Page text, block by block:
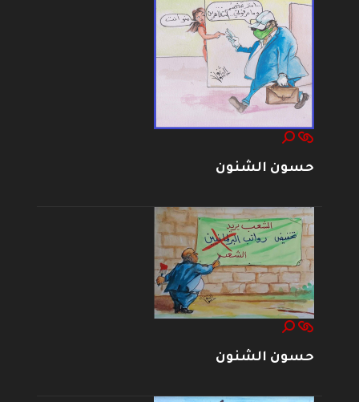
حسون الشنون
حسون الشنون